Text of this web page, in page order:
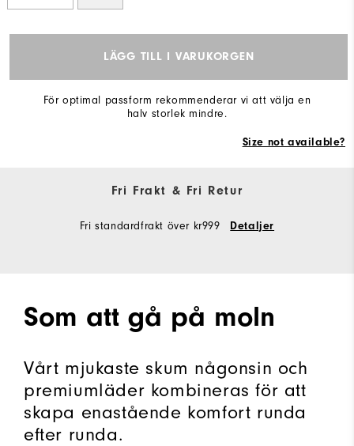
LÄGG TILL I VARUKORGEN
För optimal passform rekommenderar vi att välja en
halv storlek mindre.
Size not available?
Fri Frakt & Fri Retur
Fri standardfrakt över kr999 Detaljer
Som att gå på moln
Vårt mjukaste skum någonsin och
premiumläder kombineras för att
skapa enastående komfort runda
efter runda.